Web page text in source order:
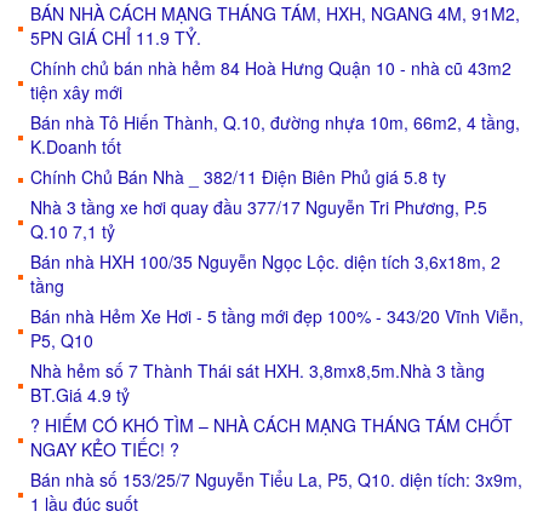
BÁN NHÀ CÁCH MẠNG THÁNG TÁM, HXH, NGANG 4M, 91M2,
5PN GIÁ CHỈ 11.9 TỶ.
Chính chủ bán nhà hẻm 84 Hoà Hưng Quận 10 - nhà cũ 43m2
tiện xây mới
Bán nhà Tô Hiến Thành, Q.10, đường nhựa 10m, 66m2, 4 tầng,
K.Doanh tốt
Chính Chủ Bán Nhà _ 382/11 Điện Biên Phủ giá 5.8 ty
Nhà 3 tầng xe hơi quay đầu 377/17 Nguyễn Tri Phương, P.5
Q.10 7,1 tỷ
Bán nhà HXH 100/35 Nguyễn Ngọc Lộc. diện tích 3,6x18m, 2
tầng
Bán nhà Hẻm Xe Hơi - 5 tầng mới đẹp 100% - 343/20 Vĩnh Viễn,
P5, Q10
Nhà hẻm số 7 Thành Thái sát HXH. 3,8mx8,5m.Nhà 3 tầng
BT.Giá 4.9 tỷ
? HIẾM CÓ KHÓ TÌM – NHÀ CÁCH MẠNG THÁNG TÁM CHỐT
NGAY KẺO TIẾC! ?
Bán nhà số 153/25/7 Nguyễn Tiểu La, P5, Q10. diện tích: 3x9m,
1 lầu đúc suốt